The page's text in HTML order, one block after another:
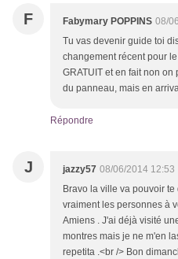
F Fabymary POPPINS 08/
Tu vas devenir guide toi
changement récent pour
GRATUIT et en fait non
du panneau, mais en
Répondre
J jazzy57 08/06/2014 12:53
Bravo la ville va pouvoir
vraiment les personnes à
Amiens . J'ai déjà visité
montres mais je ne m'en
repetita .<br /> Bon